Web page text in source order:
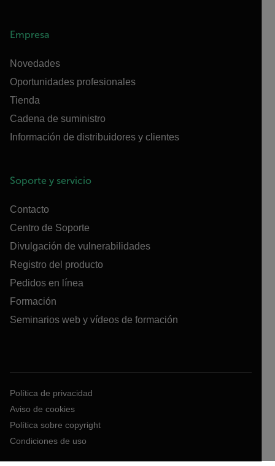
Empresa
Novedades
Oportunidades profesionales
Tienda
Cadena de suministro
Información de distribuidores y clientes
Soporte y servicio
Contacto
Centro de Soporte
Divulgación de vulnerabilidades
Registro del producto
Pedidos en línea
Formación
Seminarios web y vídeos de formación
Política de privacidad
Aviso de cookies
Política sobre copyright
Condiciones de uso